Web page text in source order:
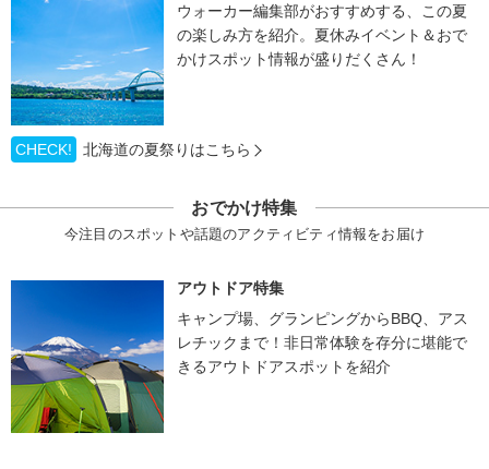
ウォーカー編集部がおすすめする、この夏
の楽しみ方を紹介。夏休みイベント＆おで
かけスポット情報が盛りだくさん！
CHECK! 北海道の夏祭りはこちら
おでかけ特集
今注目のスポットや話題のアクティビティ情報をお届け
アウトドア特集
キャンプ場、グランピングからBBQ、アス
レチックまで！非日常体験を存分に堪能で
きるアウトドアスポットを紹介